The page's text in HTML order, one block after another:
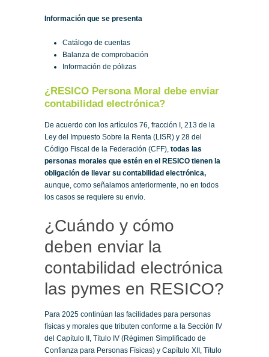
Información que se presenta
Catálogo de cuentas
Balanza de comprobación
Información de pólizas
¿RESICO Persona Moral debe enviar
contabilidad electrónica?
De acuerdo con los artículos 76, fracción I, 213 de la
Ley del Impuesto Sobre la Renta (LISR) y 28 del
Código Fiscal de la Federación (CFF), todas las
personas morales que estén en el RESICO tienen la
obligación de llevar su contabilidad electrónica,
aunque, como señalamos anteriormente, no en todos
los casos se requiere su envío.
¿Cuándo y cómo
deben enviar la
contabilidad electrónica
las pymes en RESICO?
Para 2025 continúan las facilidades para personas
físicas y morales que tributen conforme a la Sección IV
del Capítulo II, Título IV (Régimen Simplificado de
Confianza para Personas Físicas) y Capítulo XII, Título